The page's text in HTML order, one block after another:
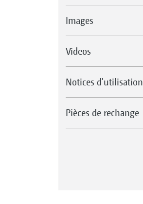
Images
Videos
Notices d'utilisation
Pièces de rechange